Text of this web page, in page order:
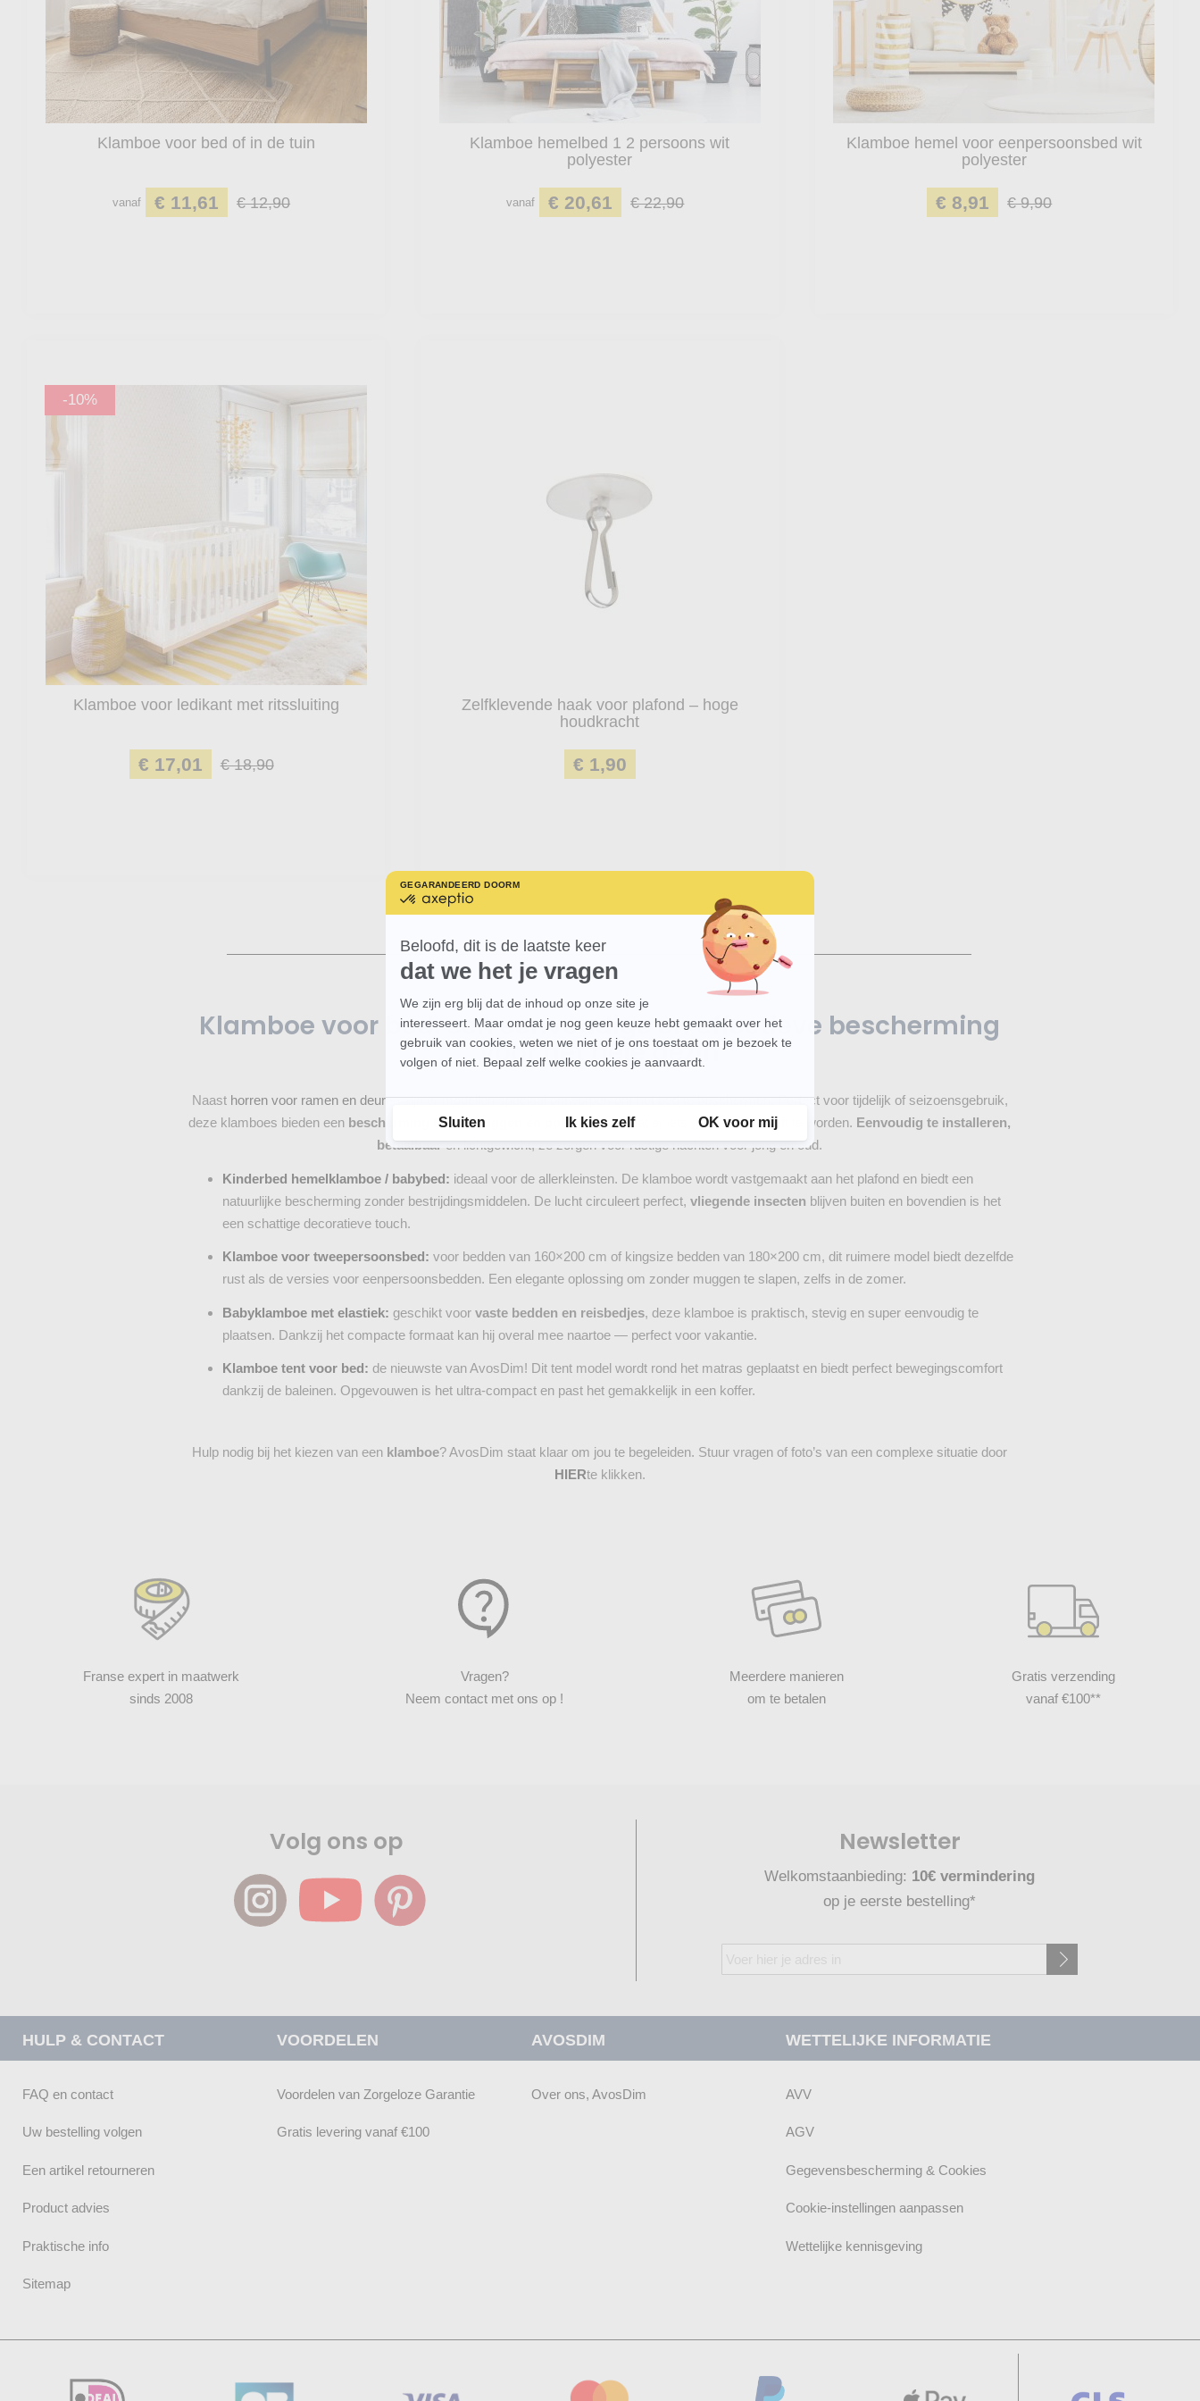
GEGARANDEERD DOORMEER WETEN OVER
Meer
over
Axeptio
Beloofd, dit is de laatste keer
dat we het je vragen
We zijn erg blij dat de inhoud op onze site je
interesseert. Maar omdat je nog geen keuze hebt gemaakt over het
gebruik van cookies, weten we niet of je ons toestaat om je bezoek te
volgen of niet. Bepaal zelf welke cookies je aanvaardt.
Sluiten Ik kies zelf OK voor mij
Axeptio consent
Klamboe voor bed of in de tuin
vanaf € 11,61 € 12,90
Klamboe hemelbed 1 2 persoons wit
polyester
vanaf € 20,61 € 22,90
Klamboe hemel voor eenpersoonsbed wit
polyester
€ 8,91 € 9,90
-10%
Klamboe voor ledikant met ritssluiting
€ 17,01 € 18,90
Zelfklevende haak voor plafond – hoge
houdkracht
€ 1,90
Klamboe voor bed: een eenvoudige en effectieve bescherming
voor het hele gezin
Naast horren voor ramen en deurenzijn er modellen speciaal ontworpen om het bed te beschermen. Perfect voor tijdelijk of seizoensgebruik,
deze klamboes bieden een bescherming tegen muggen en pollenzonder dat er iets geschroefd hoeft te worden. Eenvoudig te installeren,
betaalbaaren lichtgewicht, ze zorgen voor rustige nachten voor jong en oud.
Kinderbed hemelklamboe / babybed: ideaal voor de allerkleinsten. De klamboe wordt vastgemaakt aan het plafond en biedt een
natuurlijke bescherming zonder bestrijdingsmiddelen. De lucht circuleert perfect, vliegende insecten blijven buiten en bovendien is het
een schattige decoratieve touch.
Klamboe voor tweepersoonsbed: voor bedden van 160×200 cm of kingsize bedden van 180×200 cm, dit ruimere model biedt dezelfde
rust als de versies voor eenpersoonsbedden. Een elegante oplossing om zonder muggen te slapen, zelfs in de zomer.
Babyklamboe met elastiek: geschikt voor vaste bedden en reisbedjes, deze klamboe is praktisch, stevig en super eenvoudig te
plaatsen. Dankzij het compacte formaat kan hij overal mee naartoe — perfect voor vakantie.
Klamboe tent voor bed: de nieuwste van AvosDim! Dit tent model wordt rond het matras geplaatst en biedt perfect bewegingscomfort
dankzij de baleinen. Opgevouwen is het ultra-compact en past het gemakkelijk in een koffer.
Hulp nodig bij het kiezen van een klamboe? AvosDim staat klaar om jou te begeleiden. Stuur vragen of foto’s van een complexe situatie door
HIERte klikken.
Franse expert in maatwerk
sinds 2008
Vragen?
Neem contact met ons op !
Meerdere manieren
om te betalen
Gratis verzending
vanaf €100**
Volg ons op Newsletter
Welkomstaanbieding: 10€ vermindering
op je eerste bestelling*
u
onze
nieuwsbrief
HULP & CONTACT
FAQ en contact
Uw bestelling volgen
Een artikel retourneren
Product advies
Praktische info
Sitemap
VOORDELEN
Voordelen van Zorgeloze Garantie
Gratis levering vanaf €100
AVOSDIM
Over ons, AvosDim
WETTELIJKE INFORMATIE
AVV
AGV
Gegevensbescherming & Cookies
Cookie-instellingen aanpassen
Wettelijke kennisgeving